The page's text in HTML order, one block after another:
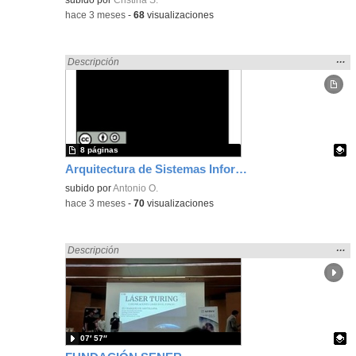
-hace 3 meses -68 visualizaciones
Arquitectura de Sistemas Informáticos y Scripting de Control Maqueen
Encontrado «Comunicación» en:
Descripción
la
…
Contenido educativo.
subido porAntonio O.
8 páginas
-hace 3 meses -70 visualizaciones
Encontrado «Comunicación» en:
Descripción
la
…
07′ 57″